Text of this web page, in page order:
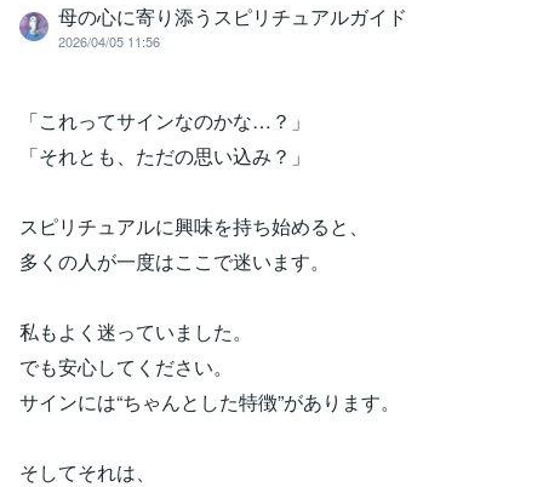
母の心に寄り添うスピリチュアルガイド
2026/04/05 11:56
「これってサインなのかな…？」
「それとも、ただの思い込み？」
スピリチュアルに興味を持ち始めると、
多くの人が一度はここで迷います。
私もよく迷っていました。
でも安心してください。
サインには“ちゃんとした特徴”があります。
そしてそれは、